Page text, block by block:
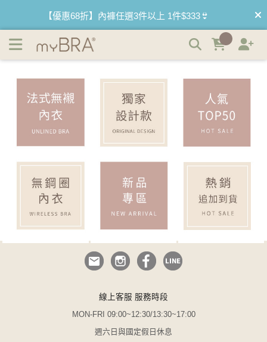
妳的內衣品牌
【優惠68折】內褲任選3件以上 1件$333👙
【買內衣免運費】台灣滿1200運費0元🚛
【夏日滿額贈】把衣物壓縮收納袋回家 🌞
【父親節快樂】男內褲5件$999🧔
線上客服 服務時段
MON-FRI 09:00~12:30/13:30~17:00
週六日與國定假日休息